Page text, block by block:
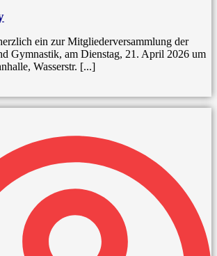
ein zur Mitgliederversammlung der
Gymnastik, am Dienstag, 21. April 2026 um
Wasserstr. [...]